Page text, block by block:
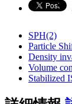
SPH(2)
Particle
Density
Volume
Stabilized